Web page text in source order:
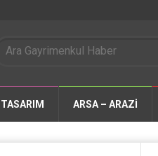
TASARIM ARSA – ARAZİ